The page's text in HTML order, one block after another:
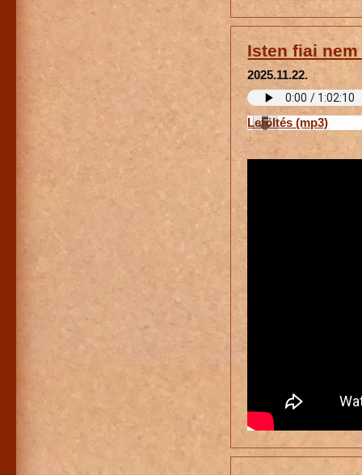
Isten fiai
2025.11.22.
Letöltés (mp3)